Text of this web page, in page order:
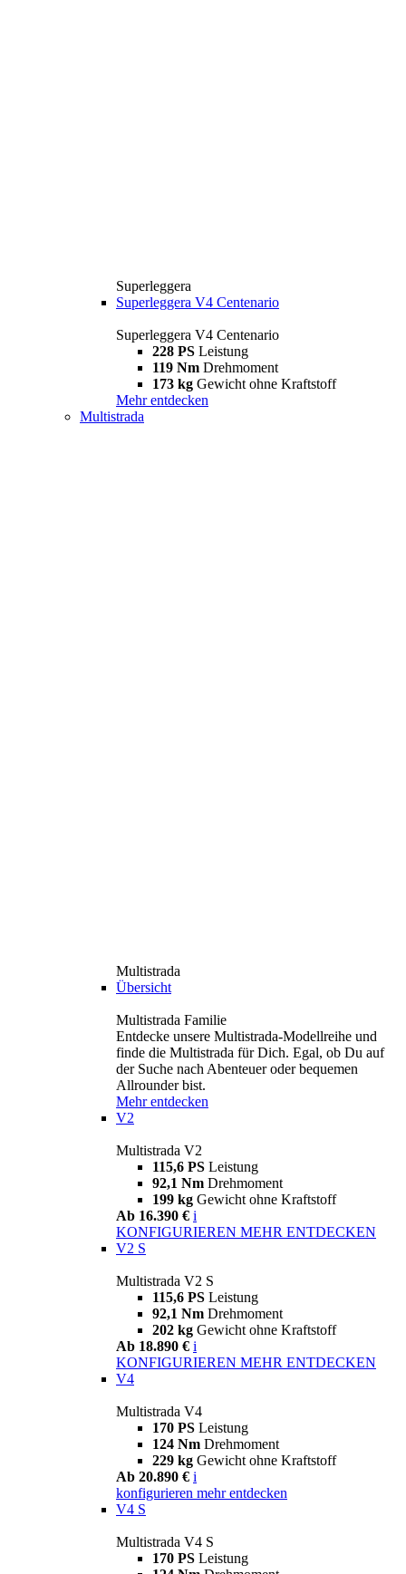
Superleggera
Superleggera V4 Centenario
Superleggera V4 Centenario
228 PS Leistung
119 Nm Drehmoment
173 kg Gewicht ohne Kraftstoff
Mehr entdecken
Multistrada
Multistrada
Übersicht
Multistrada Familie
Entdecke unsere Multistrada-Modellreihe und
finde die Multistrada für Dich. Egal, ob Du auf
der Suche nach Abenteuer oder bequemen
Allrounder bist.
Mehr entdecken
V2
Multistrada V2
115,6 PS Leistung
92,1 Nm Drehmoment
199 kg Gewicht ohne Kraftstoff
Ab 16.390 € i
KONFIGURIEREN MEHR ENTDECKEN
V2 S
Multistrada V2 S
115,6 PS Leistung
92,1 Nm Drehmoment
202 kg Gewicht ohne Kraftstoff
Ab 18.890 € i
KONFIGURIEREN MEHR ENTDECKEN
V4
Multistrada V4
170 PS Leistung
124 Nm Drehmoment
229 kg Gewicht ohne Kraftstoff
Ab 20.890 € i
konfigurieren mehr entdecken
V4 S
Multistrada V4 S
170 PS Leistung